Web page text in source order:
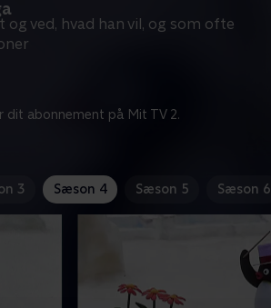
ved, hvad han vil, og som ofte
dit abonnement på Mit TV 2.
3 Sæson 4 Sæson 5 Sæson 6